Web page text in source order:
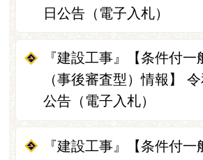
日公告（電子入札）
『建設工事』【条件付
（事後審査型）情報】
公告（電子入札）
『建設工事』【条件付